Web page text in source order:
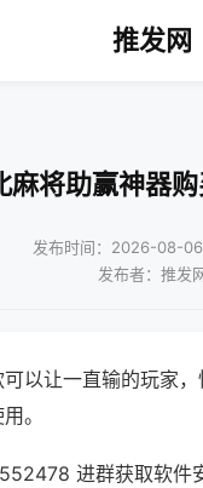
推发网
将助赢神器
发布时间：2026-08-06
发布者：推发
以让一直输的玩家
。
进群获取软件